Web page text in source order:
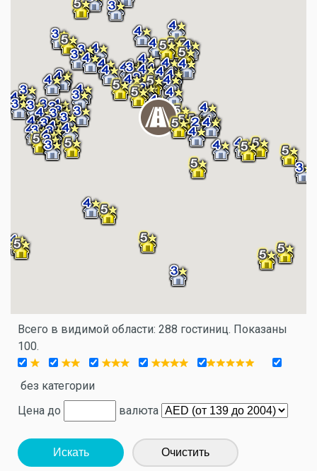
Всего в видимой области: 288 гостиниц. Показаны
100.
без категории
Цена до
валюта
Искать Очистить